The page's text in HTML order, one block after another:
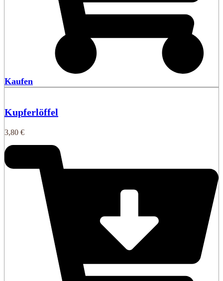
Kaufen
Kupferlöffel
3,80 €